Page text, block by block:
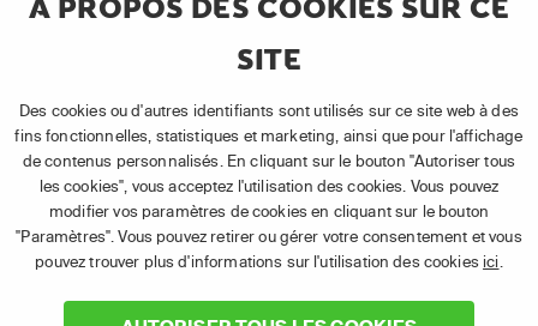
À PROPOS DES COOKIES SUR CE
SITE
Des cookies ou d'autres identifiants sont utilisés sur ce site web à des
fins fonctionnelles, statistiques et marketing, ainsi que pour l'affichage
de contenus personnalisés. En cliquant sur le bouton "Autoriser tous
les cookies", vous acceptez l'utilisation des cookies. Vous pouvez
modifier vos paramètres de cookies en cliquant sur le bouton
"Paramètres". Vous pouvez retirer ou gérer votre consentement et vous
pouvez trouver plus d'informations sur l'utilisation des cookies ici
souscription à un abonnement APP TV Basic.
(2) Prix de l'abonnement : TVA comprise, hors promotion, hors frais
uniques d'activation, hors frais de matériel et hors frais d'installation.
(3) Restart & Replay:Voir toutes les chaînes disposant de cette
fonctionnalité.